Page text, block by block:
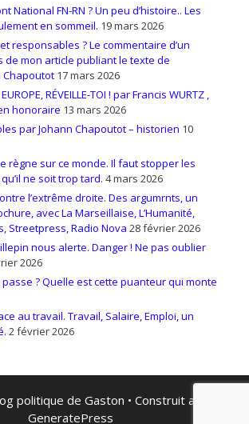
National FN-RN ? Un peu d’histoire.. Les
en sommeil. 19 mars 2026
responsables ? Le commentaire d’un
de mon article publiant le texte de
Chapoutot 17 mars 2026
EUROPE, RÉVEILLE-TOI ! par Francis WURTZ ,
honoraire 13 mars 2026
par Johann Chapoutot – historien 10
règne sur ce monde. Il faut stopper les
ne soit trop tard. 4 mars 2026
l’extrême droite. Des argumrnts, un
avec La Marseillaise, L’Humanité,
Streetpress, Radio Nova 28 février 2026
nous alerte. Danger ! Ne pas oublier
2026
passe ? Quelle est cette puanteur qui monte
au travail. Travail, Salaire, Emploi, un
2 février 2026
politique de Gaston • Construit avec
GeneratePress